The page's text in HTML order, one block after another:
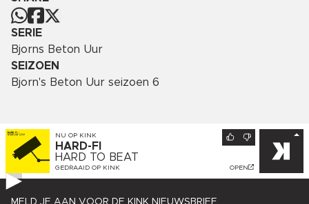
SERIE
Bjorns Beton Uur
SEIZOEN
Bjorn's Beton Uur seizoen 6
NU OP KINK
HARD-FI
HARD TO BEAT
GEDRAAID OP KINK OPEN